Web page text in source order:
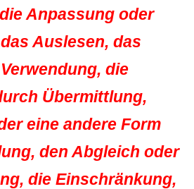
Anpassung oder
Auslesen, das
die
Übermittlung,
eine andere Form
den Abgleich oder
die Einschränkung,